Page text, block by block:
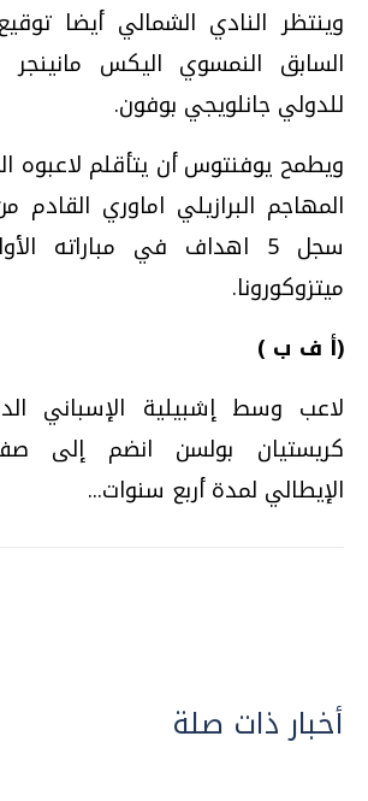
وينتظر النادي الشمالي أيضا
السابق النمسوي اليكس مانينجر
للدولي جانلويجي بوفون.
ويطمح يوفنتوس أن يتأقلم لاعبوه
المهاجم البرازيلي اماوري القادم
سجل 5 اهداف في مباراته
ميتزوكورونا.
(أ ف ب )
لاعب وسط إشبيلية الإسباني
كريستيان بولسن انضم إلى
الإيطالي لمدة أربع سنوات...
أخبار ذات صلة